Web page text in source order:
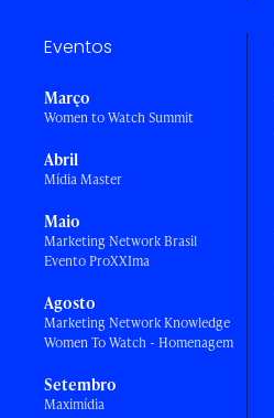
Eventos
Março
Women to Watch Summit
Abril
Mídia Master
Maio
Marketing Network Brasil
Evento ProXXIma
Agosto
Marketing Network Knowledge
Women To Watch - Homenagem
Setembro
Maximídia